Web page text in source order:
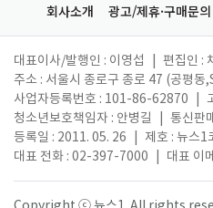
회사소개 광고/제휴·구매문의
대표이사/발행인 : 이영섭 편집인 :
주소 : 서울시 종로구 종로 47 (공평동
사업자등록번호 : 101-86-62870
청소년보호책임자 : 안병길
통신판
등록일 : 2011. 05. 26
제호 : 뉴스1
대표 전화 : 02-397-7000
대표 이